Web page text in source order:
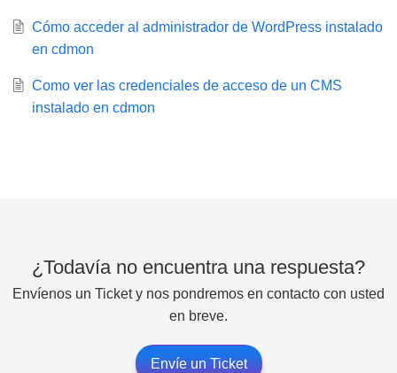
Cómo acceder al administrador de WordPress instalado
en cdmon
Como ver las credenciales de acceso de un CMS
instalado en cdmon
¿Todavía no encuentra una respuesta?
Envíenos un Ticket y nos pondremos en contacto con usted
en breve.
Envíe un Ticket